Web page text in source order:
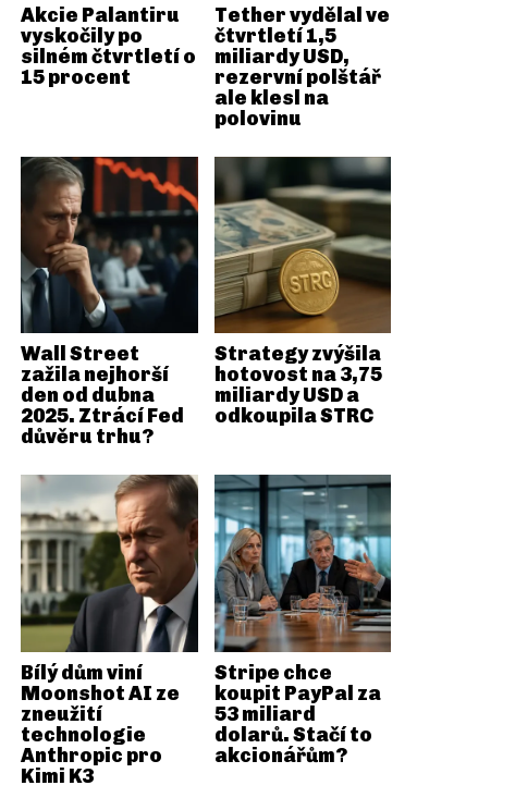
Akcie Palantiru
vyskočily po
silném čtvrtletí o
15 procent
Tether vydělal ve
čtvrtletí 1,5
miliardy USD,
rezervní polštář
ale klesl na
polovinu
Wall Street
zažila nejhorší
den od dubna
2025. Ztrácí Fed
důvěru trhu?
Strategy zvýšila
hotovost na 3,75
miliardy USD a
odkoupila STRC
Bílý dům viní
Moonshot AI ze
zneužití
technologie
Anthropic pro
Kimi K3
Stripe chce
koupit PayPal za
53 miliard
dolarů. Stačí to
akcionářům?